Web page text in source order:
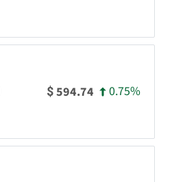
$594.74 0.75%